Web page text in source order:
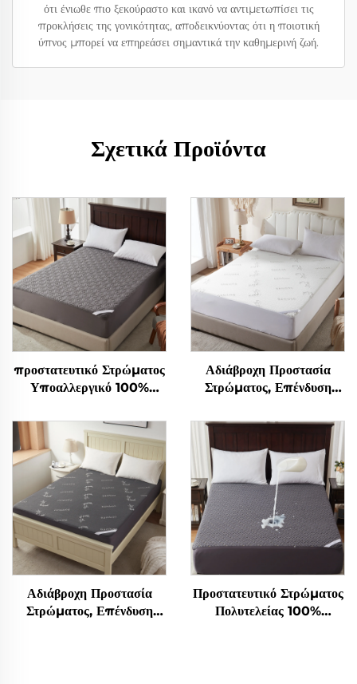
ότι ένιωθε πιο ξεκούραστο και ικανό να αντιμετωπίσει τις
προκλήσεις της γονικότητας, αποδεικνύοντας ότι η ποιοτική
ύπνος μπορεί να επηρεάσει σημαντικά την καθημερινή ζωή.
Σχετικά Προϊόντα
προστατευτικό Στρώματος
Υποαλλεργικό 100%
Τσέπες 6-15 ίντσες,
Αναπνευστικό Στρώμα
Παράπλωρο για
Ξενοδοχείο Σπίτι (Γκρι)
Αδιάβροχη Προστασία
Στρώματος, Επένδυση
με Κλειστή Βάση 6"-15"
Στρώμα 3D Αέρα Άνευ
Θορύβου, Πλυντό σε
Πλυντήριο
Αδιάβροχη Προστασία
Στρώματος, Επένδυση
Προστατευτικό Στρώματος
Πολυτελείας 100%